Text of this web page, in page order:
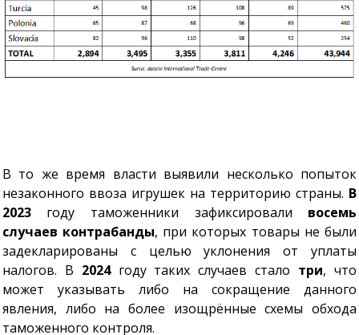
В то же время власти выявили несколько попыток
незаконного ввоза игрушек на территорию страны. В
2023году таможенники зафиксировали восемь
случаев контрабанды, при которых товары не были
задекларированы с целью уклонения от уплаты
налогов. В 2024 году таких случаев стало три, что
может указывать либо на сокращение данного
явления, либо на более изощрённые схемы обхода
таможенного контроля.